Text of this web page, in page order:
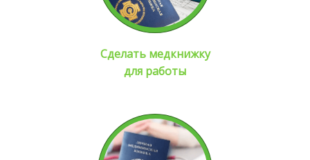
Сделать медкнижку
для работы